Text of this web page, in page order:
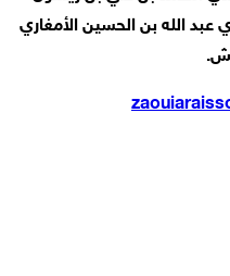
شيخه مولاي عبد الله بن الحسين الأمغاري